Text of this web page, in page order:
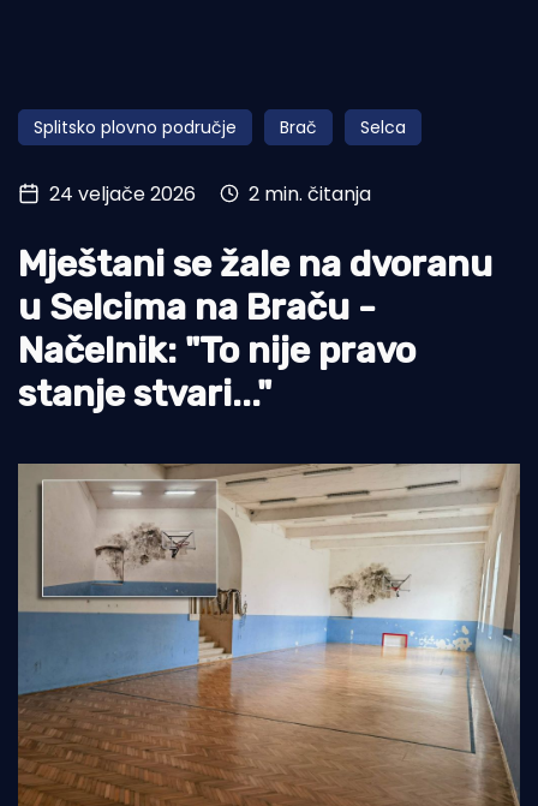
Obala
Otoci
Turizam i nautika
Pomorstvo
Ribolov
Ekologija
Tradicija i kultura
Splitsko plovno područje Brač Selca
24 veljače 2026 2 min. čitanja
Mještani se žale na dvoranu
u Selcima na Braču -
Načelnik: "To nije pravo
stanje stvari..."